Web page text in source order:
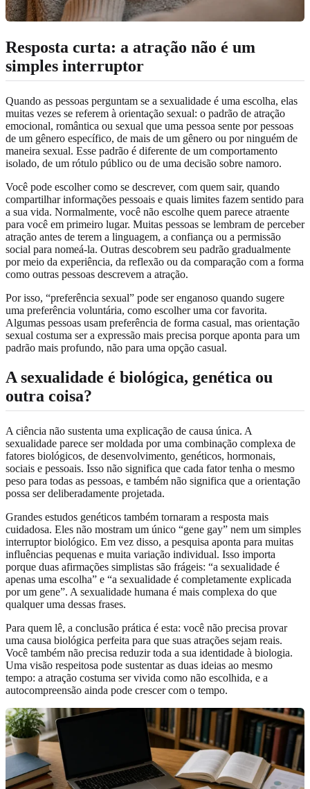
Resposta curta: a atração não é um
simples interruptor
Quando as pessoas perguntam se a sexualidade é uma escolha, elas
muitas vezes se referem à orientação sexual: o padrão de atração
emocional, romântica ou sexual que uma pessoa sente por pessoas
de um gênero específico, de mais de um gênero ou por ninguém de
maneira sexual. Esse padrão é diferente de um comportamento
isolado, de um rótulo público ou de uma decisão sobre namoro.
Você pode escolher como se descrever, com quem sair, quando
compartilhar informações pessoais e quais limites fazem sentido para
a sua vida. Normalmente, você não escolhe quem parece atraente
para você em primeiro lugar. Muitas pessoas se lembram de perceber
atração antes de terem a linguagem, a confiança ou a permissão
social para nomeá-la. Outras descobrem seu padrão gradualmente
por meio da experiência, da reflexão ou da comparação com a forma
como outras pessoas descrevem a atração.
Por isso, “preferência sexual” pode ser enganoso quando sugere
uma preferência voluntária, como escolher uma cor favorita.
Algumas pessoas usam preferência de forma casual, mas orientação
sexual costuma ser a expressão mais precisa porque aponta para um
padrão mais profundo, não para uma opção casual.
A sexualidade é biológica, genética ou
outra coisa?
A ciência não sustenta uma explicação de causa única. A
sexualidade parece ser moldada por uma combinação complexa de
fatores biológicos, de desenvolvimento, genéticos, hormonais,
sociais e pessoais. Isso não significa que cada fator tenha o mesmo
peso para todas as pessoas, e também não significa que a orientação
possa ser deliberadamente projetada.
Grandes estudos genéticos também tornaram a resposta mais
cuidadosa. Eles não mostram um único “gene gay” nem um simples
interruptor biológico. Em vez disso, a pesquisa aponta para muitas
influências pequenas e muita variação individual. Isso importa
porque duas afirmações simplistas são frágeis: “a sexualidade é
apenas uma escolha” e “a sexualidade é completamente explicada
por um gene”. A sexualidade humana é mais complexa do que
qualquer uma dessas frases.
Para quem lê, a conclusão prática é esta: você não precisa provar
uma causa biológica perfeita para que suas atrações sejam reais.
Você também não precisa reduzir toda a sua identidade à biologia.
Uma visão respeitosa pode sustentar as duas ideias ao mesmo
tempo: a atração costuma ser vivida como não escolhida, e a
autocompreensão ainda pode crescer com o tempo.